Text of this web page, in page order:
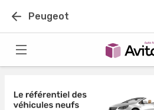
Peugeot